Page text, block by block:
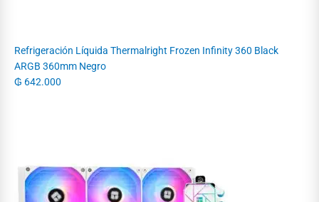
Refrigeración Líquida Thermalright Frozen Infinity 360 Black
ARGB 360mm Negro
₲ 642.000